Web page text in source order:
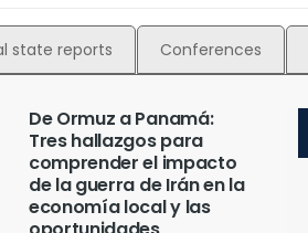
state reports Conferences
De Ormuz a Panamá:
Tres hallazgos para
comprender el impacto
de la guerra de Irán en la
economía local y las